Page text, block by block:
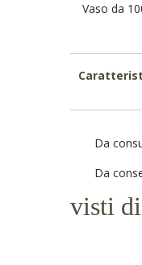
Vaso da
Da
Da
visti